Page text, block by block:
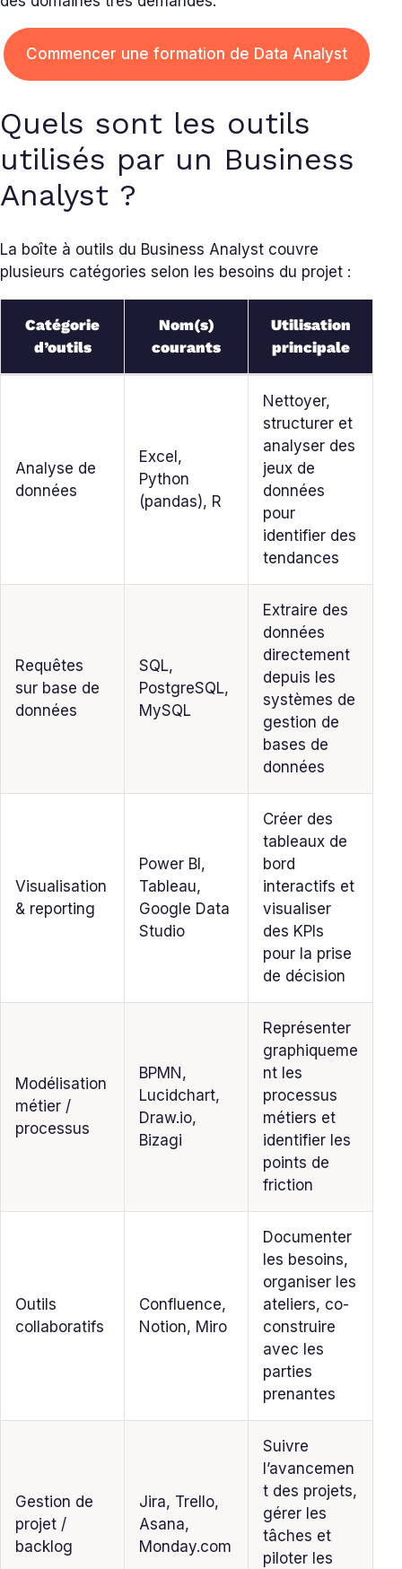
Commencer une formation de Data Analyst
Quels sont les outils
utilisés par un Business
Analyst ?
La boîte à outils du Business Analyst couvre
plusieurs catégories selon les besoins du projet :
Catégorie
d’outils
Nom(s)
courants
Utilisation
principale
Analyse de
données
Excel,
Python
(pandas), R
Nettoyer,
structurer et
analyser des
jeux de
données
pour
identifier des
tendances
Requêtes
sur base de
données
SQL,
PostgreSQL,
MySQL
Extraire des
données
directement
depuis les
systèmes de
gestion de
bases de
données
Visualisation
& reporting
Power BI,
Tableau,
Google Data
Studio
Créer des
tableaux de
bord
interactifs et
visualiser
des KPIs
pour la prise
de décision
Modélisation
métier /
processus
BPMN,
Lucidchart,
Draw.io,
Bizagi
Représenter
graphiqueme
nt les
processus
métiers et
identifier les
points de
friction
Outils
collaboratifs
Confluence,
Notion, Miro
Documenter
les besoins,
organiser les
ateliers, co-
construire
avec les
parties
prenantes
Gestion de
projet /
backlog
Jira, Trello,
Asana,
Monday.com
Suivre
l’avancemen
t des projets,
gérer les
tâches et
piloter les